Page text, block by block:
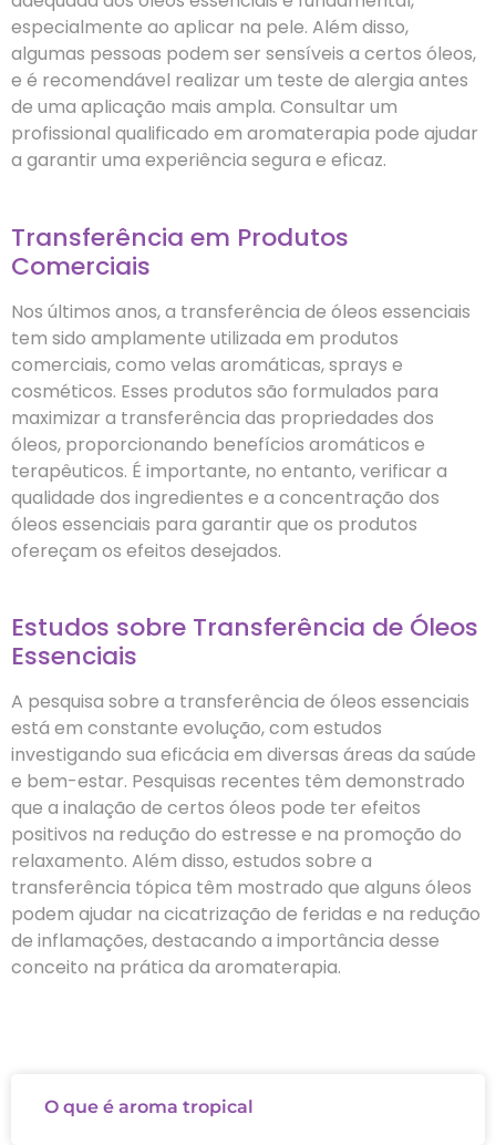
especialmente ao aplicar na pele. Além disso,
algumas pessoas podem ser sensíveis a certos óleos,
e é recomendável realizar um teste de alergia antes
de uma aplicação mais ampla. Consultar um
profissional qualificado em aromaterapia pode ajudar
a garantir uma experiência segura e eficaz.
Transferência em Produtos
Comerciais
Nos últimos anos, a transferência de óleos essenciais
tem sido amplamente utilizada em produtos
comerciais, como velas aromáticas, sprays e
cosméticos. Esses produtos são formulados para
maximizar a transferência das propriedades dos
óleos, proporcionando benefícios aromáticos e
terapêuticos. É importante, no entanto, verificar a
qualidade dos ingredientes e a concentração dos
óleos essenciais para garantir que os produtos
ofereçam os efeitos desejados.
Estudos sobre Transferência de Óleos
Essenciais
A pesquisa sobre a transferência de óleos essenciais
está em constante evolução, com estudos
investigando sua eficácia em diversas áreas da saúde
e bem-estar. Pesquisas recentes têm demonstrado
que a inalação de certos óleos pode ter efeitos
positivos na redução do estresse e na promoção do
relaxamento. Além disso, estudos sobre a
transferência tópica têm mostrado que alguns óleos
podem ajudar na cicatrização de feridas e na redução
de inflamações, destacando a importância desse
conceito na prática da aromaterapia.
O que é aroma tropical